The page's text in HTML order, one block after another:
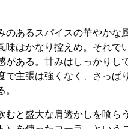
のあるスパイスの華やかな
味はかなり控えめ。それで
がある。甘みはしっかりし
で主張は強くなく、さっぱ
むと盛大な肩透かしを喰ら